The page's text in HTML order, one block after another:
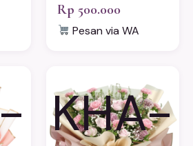
Rp 500.000
Pesan via WA
KHA-